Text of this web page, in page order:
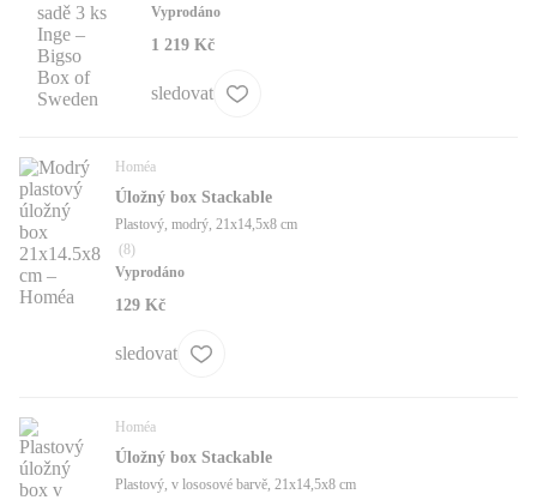
Vyprodáno
1 219 Kč
sledovat
Homéa
Úložný box Stackable
Plastový, modrý, 21x14,5x8 cm
(8)
Vyprodáno
129 Kč
sledovat
Homéa
Úložný box Stackable
Plastový, v lososové barvě, 21x14,5x8 cm